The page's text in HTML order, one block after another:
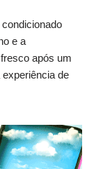
e a
após um
de